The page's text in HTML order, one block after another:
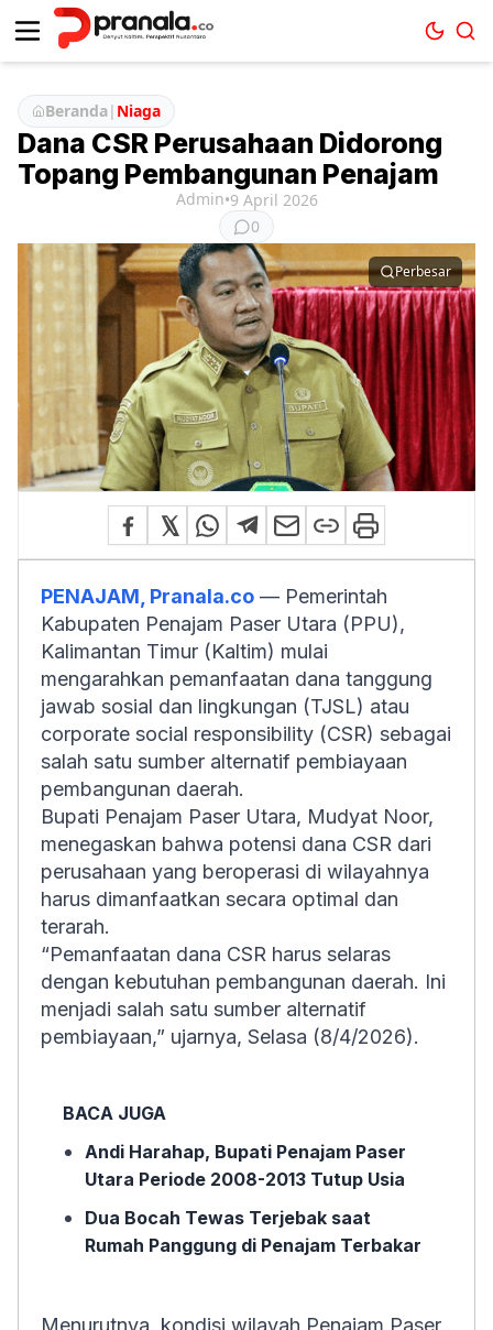
Beranda| Niaga
Dana CSR Perusahaan Didorong
Topang Pembangunan Penajam
Admin•9 April 2026
0
Perbesar
PENAJAM, Pranala.co — Pemerintah
Kabupaten Penajam Paser Utara (PPU),
Kalimantan Timur (Kaltim) mulai
mengarahkan pemanfaatan dana tanggung
jawab sosial dan lingkungan (TJSL) atau
corporate social responsibility (CSR) sebagai
salah satu sumber alternatif pembiayaan
pembangunan daerah.
Bupati Penajam Paser Utara, Mudyat Noor,
menegaskan bahwa potensi dana CSR dari
perusahaan yang beroperasi di wilayahnya
harus dimanfaatkan secara optimal dan
terarah.
“Pemanfaatan dana CSR harus selaras
dengan kebutuhan pembangunan daerah. Ini
menjadi salah satu sumber alternatif
pembiayaan,” ujarnya, Selasa (8/4/2026).
BACA JUGA
Andi Harahap, Bupati Penajam Paser
Utara Periode 2008-2013 Tutup Usia
Dua Bocah Tewas Terjebak saat
Rumah Panggung di Penajam Terbakar
Menurutnya, kondisi wilayah Penajam Paser